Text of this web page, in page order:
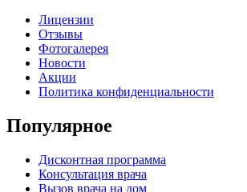
Лицензии
Отзывы
Фотогалерея
Новости
Акции
Политика конфиденциальности
Популярное
Дисконтная программа
Консультация врача
Вызов врача на дом